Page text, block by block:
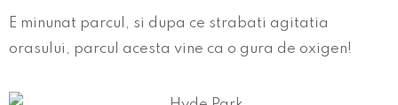
E minunat parcul, si dupa ce strabati agitatia
orasului, parcul acesta vine ca o gura de oxigen!